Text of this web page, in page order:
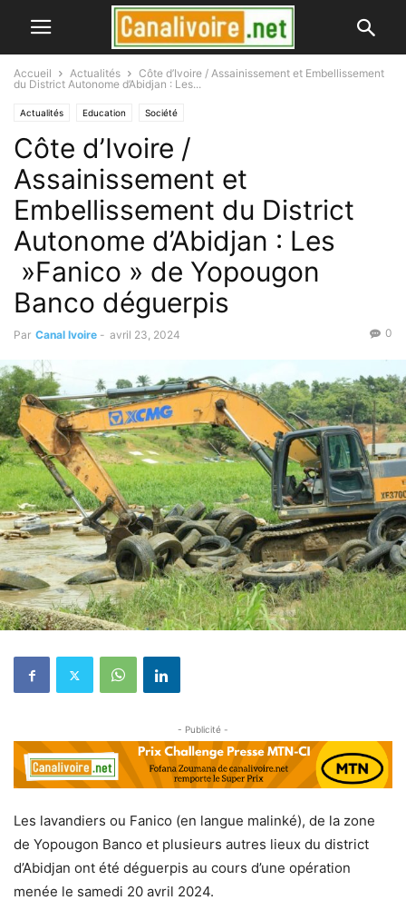
Accueil Actualités
Côte d’Ivoire / Assainissement et Embellissement
du District Autonome d’Abidjan : Les...
Actualités Education Société
Côte d’Ivoire /
Assainissement et
Embellissement du District
Autonome d’Abidjan : Les
»Fanico » de Yopougon
Banco déguerpis
Par Canal Ivoire - avril 23, 2024 0
- Publicité -
Les lavandiers ou Fanico (en langue malinké), de la zone
de Yopougon Banco et plusieurs autres lieux du district
d’Abidjan ont été déguerpis au cours d’une opération
menée le samedi 20 avril 2024.